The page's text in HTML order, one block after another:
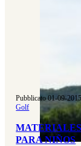
Pubblicato 01-09-
Golf
PARA NIÑOS